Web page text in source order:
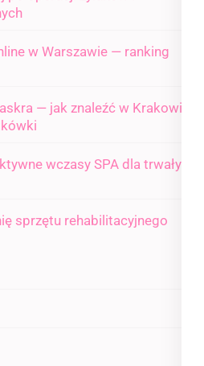
w Warszawie — ranking
— jak znaleźć w Krakowie
wczasy SPA dla trwałych
sprzętu rehabilitacyjnego